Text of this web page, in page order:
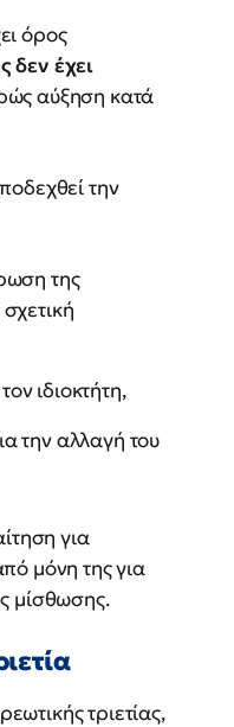
όρος
δεν έχει
αύξηση κατά
την
της
ιδιοκτήτη,
την αλλαγή του
για
μόνη της για
μίσθωσης.
τριετίας,